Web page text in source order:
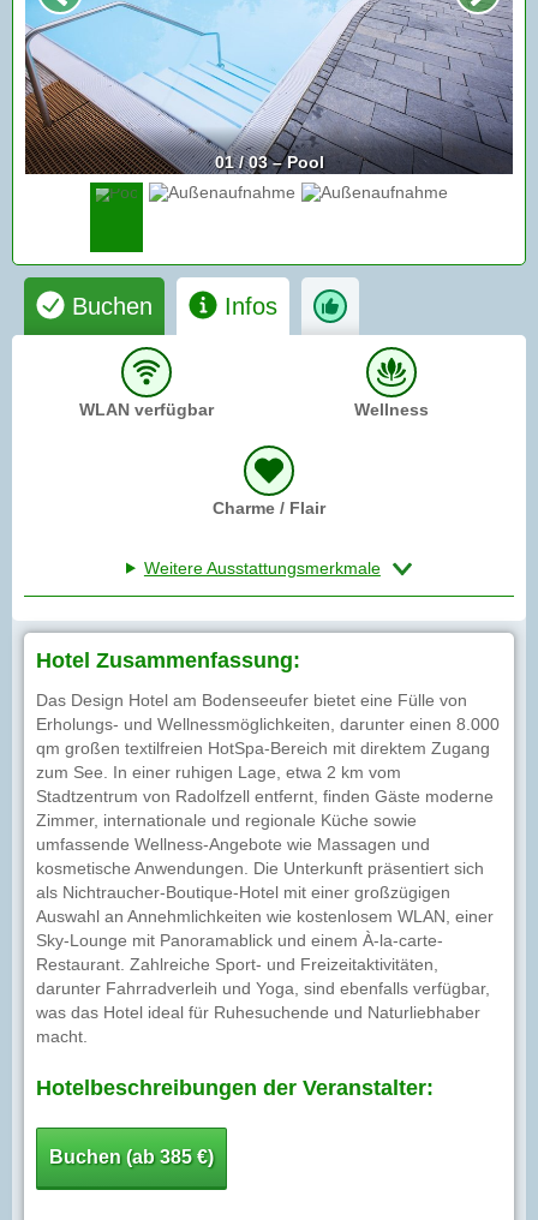
01 / 03 – Pool
Buchen Infos
WLAN verfügbar Wellness
Charme / Flair
Weitere Ausstattungsmerkmale
Hotel Zusammenfassung:
Das Design Hotel am Bodenseeufer bietet eine Fülle von
Erholungs- und Wellnessmöglichkeiten, darunter einen 8.000
qm großen textilfreien HotSpa-Bereich mit direktem Zugang
zum See. In einer ruhigen Lage, etwa 2 km vom
Stadtzentrum von Radolfzell entfernt, finden Gäste moderne
Zimmer, internationale und regionale Küche sowie
umfassende Wellness-Angebote wie Massagen und
kosmetische Anwendungen. Die Unterkunft präsentiert sich
als Nichtraucher-Boutique-Hotel mit einer großzügigen
Auswahl an Annehmlichkeiten wie kostenlosem WLAN, einer
Sky-Lounge mit Panoramablick und einem À-la-carte-
Restaurant. Zahlreiche Sport- und Freizeitaktivitäten,
darunter Fahrradverleih und Yoga, sind ebenfalls verfügbar,
was das Hotel ideal für Ruhesuchende und Naturliebhaber
macht.
Hotelbeschreibungen der Veranstalter:
Buchen (ab 385 €)